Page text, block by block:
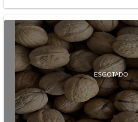
ESGOTADO